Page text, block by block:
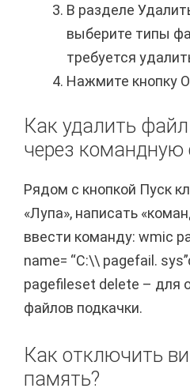
В разделе
выберите типы
требуется
Нажмите кнопку
Как удалить
через командную
Рядом с кнопкой Пуск
«Лупа», написать
ввести команду: wmic
name= “C:\\ pagefail.
pagefileset delete – для
файлов подкачки.
Как отключить
память?